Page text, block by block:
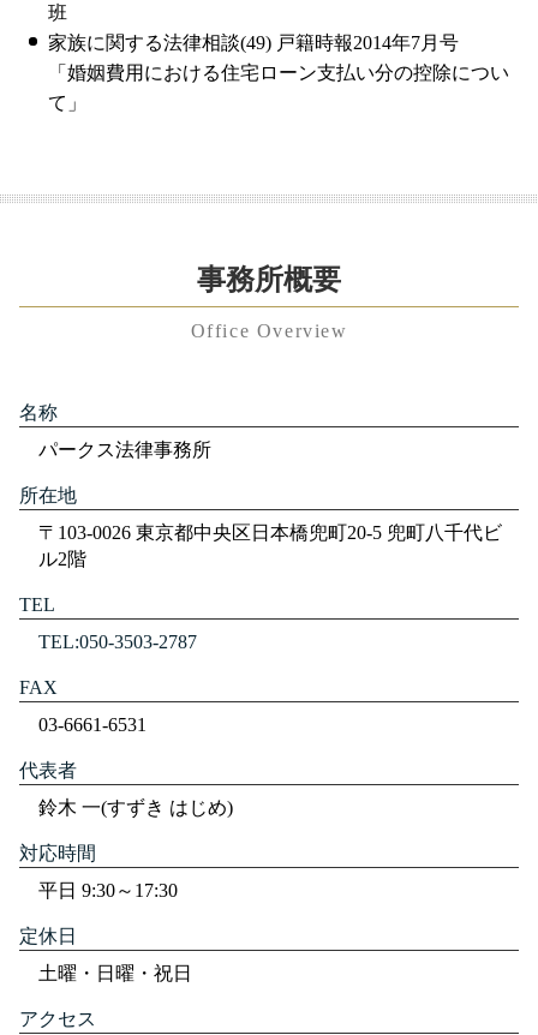
班
家族に関する法律相談(49) 戸籍時報2014年7月号
「婚姻費用における住宅ローン支払い分の控除につい
て」
事務所概要
Office Overview
名称
パークス法律事務所
所在地
〒103-0026 東京都中央区日本橋兜町20-5 兜町八千代ビ
ル2階
TEL
TEL:050-3503-2787
FAX
03-6661-6531
代表者
鈴木 一(すずき はじめ)
対応時間
平日 9:30～17:30
定休日
土曜・日曜・祝日
アクセス